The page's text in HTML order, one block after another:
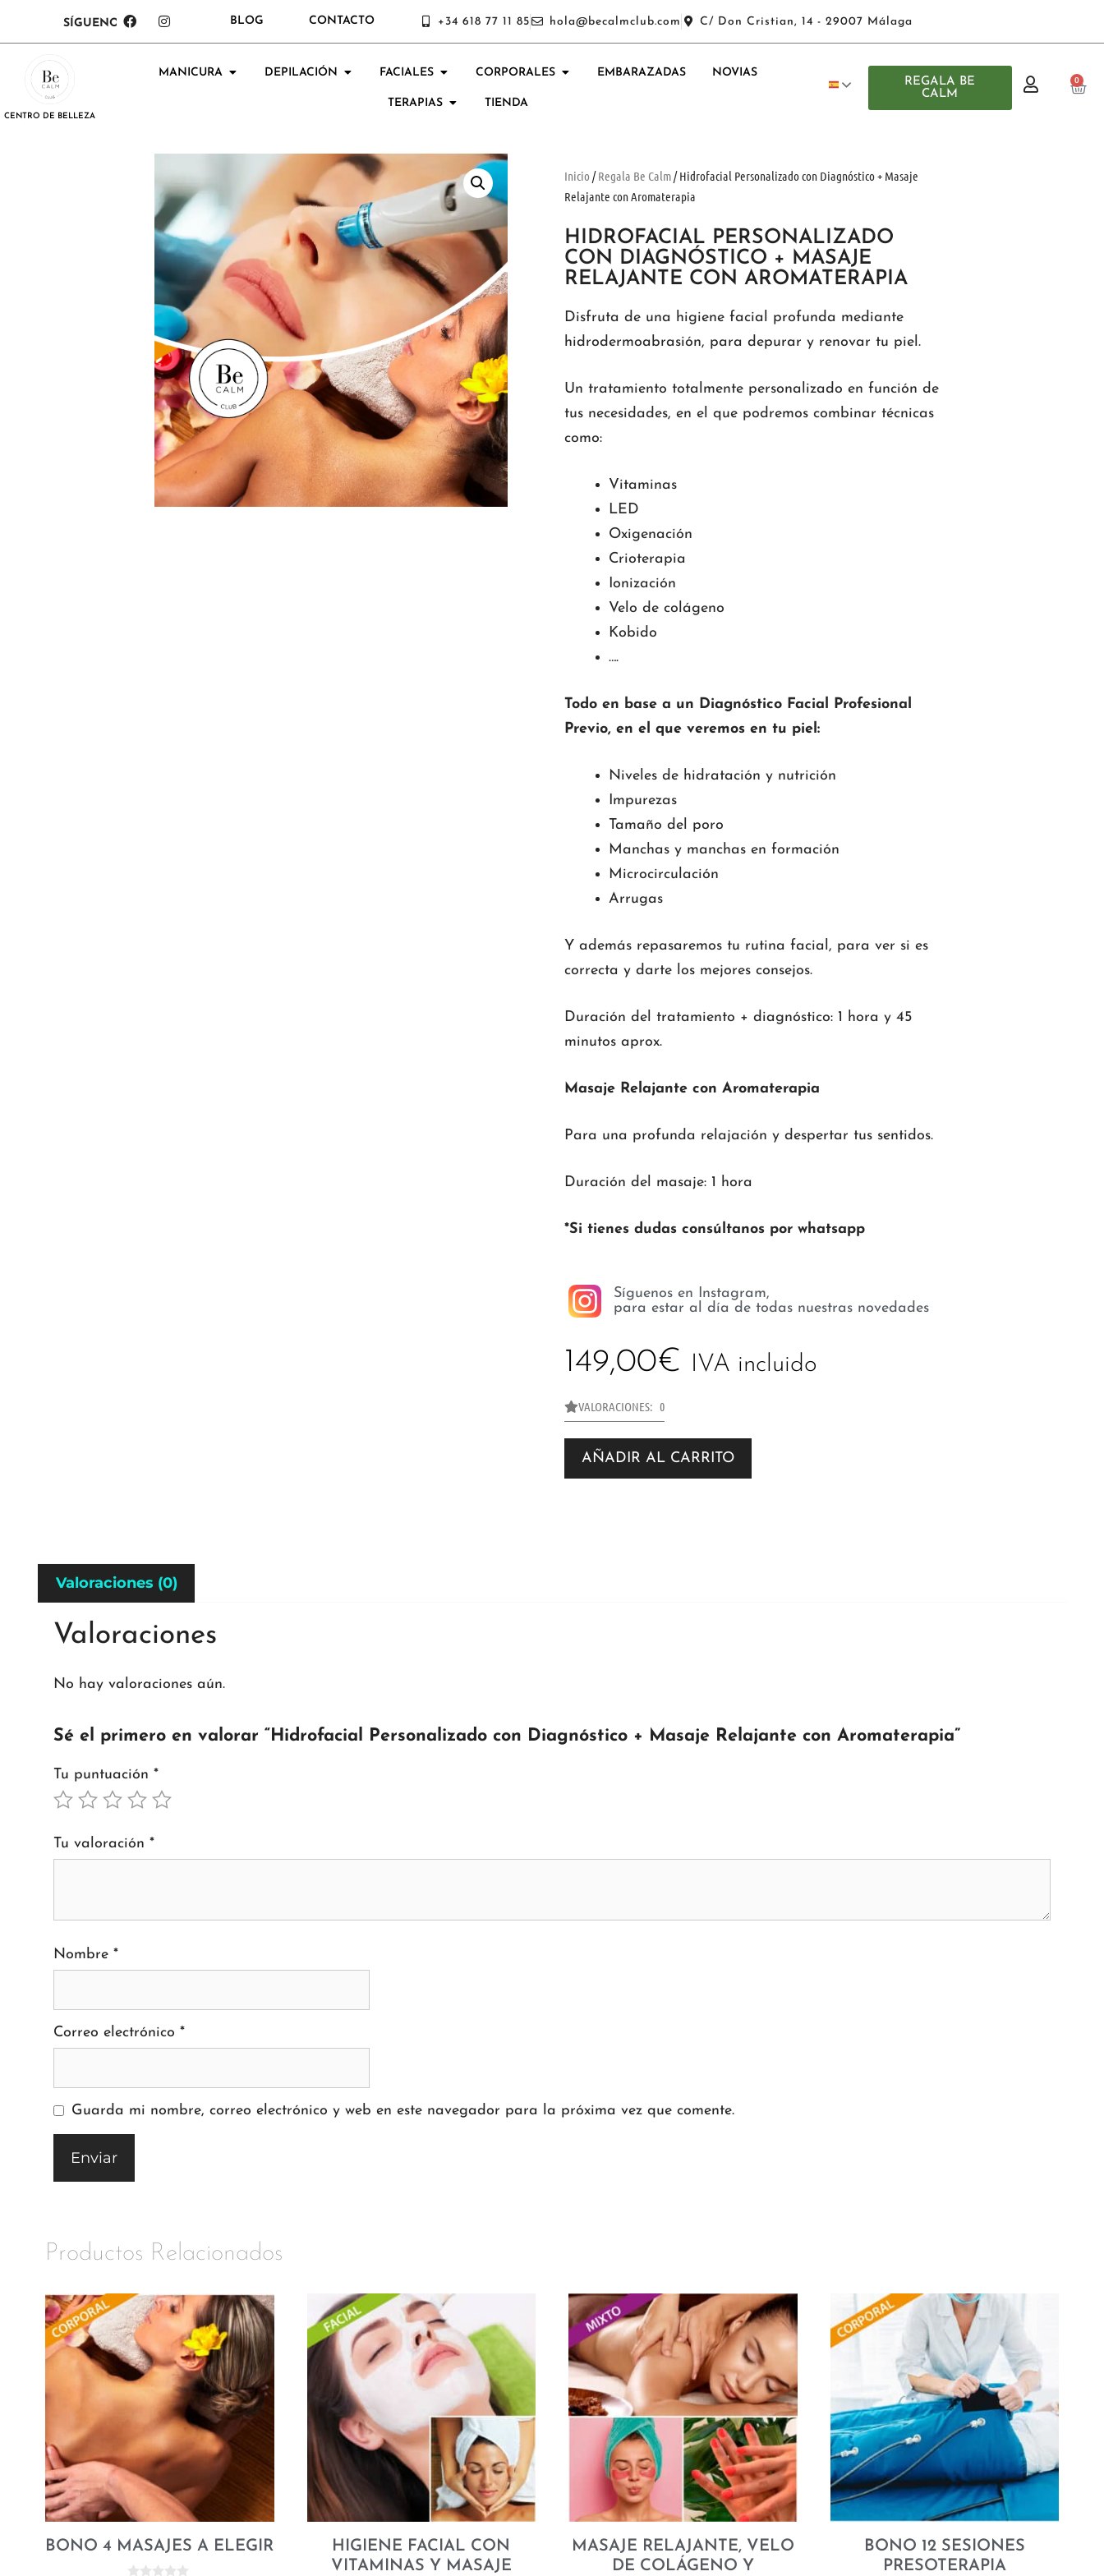
SÍGUENOS: BLOG CONTACTO +34 618 77 11 85 hola@becalmclub.com C/ Don Cristian, 14 - 29007 Málaga
CENTRO DE BELLEZA
MANICURA DEPILACIÓN FACIALES CORPORALES EMBARAZADAS NOVIAS
TERAPIAS TIENDA
REGALA BE
CALM
0
Inicio /Regala Be Calm/ Hidrofacial Personalizado con Diagnóstico + Masaje
Relajante con Aromaterapia
HIDROFACIAL PERSONALIZADO
CON DIAGNÓSTICO + MASAJE
RELAJANTE CON AROMATERAPIA
Disfruta de una higiene facial profunda mediante
hidrodermoabrasión, para depurar y renovar tu piel.
Un tratamiento totalmente personalizado en función de
tus necesidades, en el que podremos combinar técnicas
como:
Vitaminas
LED
Oxigenación
Crioterapia
Ionización
Velo de colágeno
Kobido
….
Todo en base a un Diagnóstico Facial Profesional
Previo, en el que veremos en tu piel:
Niveles de hidratación y nutrición
Impurezas
Tamaño del poro
Manchas y manchas en formación
Microcirculación
Arrugas
Y además repasaremos tu rutina facial, para ver si es
correcta y darte los mejores consejos.
Duración del tratamiento + diagnóstico: 1 hora y 45
minutos aprox.
Masaje Relajante con Aromaterapia
Para una profunda relajación y despertar tus sentidos.
Duración del masaje: 1 hora
*Si tienes dudas consúltanos por whatsapp
Síguenos en Instagram,
para estar al día de todas nuestras novedades
149,00€ IVA incluido
VALORACIONES: 0
AÑADIR AL CARRITO
Valoraciones (0)
Valoraciones
No hay valoraciones aún.
Sé el primero en valorar “Hidrofacial Personalizado con Diagnóstico + Masaje Relajante con Aromaterapia”
Tu puntuación *
Tu valoración *
Nombre *
Correo electrónico *
Guarda mi nombre, correo electrónico y web en este navegador para la próxima vez que comente.
Productos Relacionados
BONO 4 MASAJES A ELEGIR
HIGIENE FACIAL CON
VITAMINAS Y MASAJE
MASAJE RELAJANTE, VELO
DE COLÁGENO Y
BONO 12 SESIONES
PRESOTERAPIA